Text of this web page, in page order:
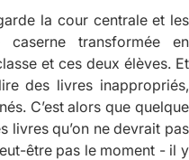
la cour centrale et les
transformée en
et ces deux élèves. Et
des livres inappropriés,
C’est alors que quelque
livres qu’on ne devrait pas
être pas le moment - il y